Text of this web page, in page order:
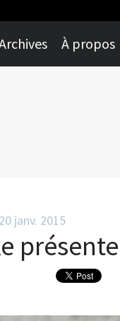
À propos
20 janv. 2015